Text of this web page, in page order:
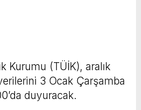
Kurumu (TÜİK), aralık
3 Ocak Çarşamba
duyuracak.